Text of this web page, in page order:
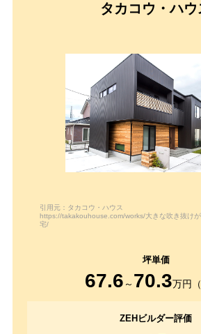
タカコウ・ハウ
引用元：タカコウ・ハウス
https://takakouhouse.com/works/大きな吹き抜け
宅/
67.6 ～ 70.3万円